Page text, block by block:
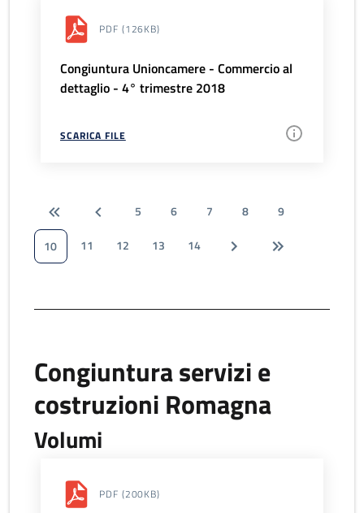
PDF (126KB)
Congiuntura Unioncamere - Commercio al
dettaglio - 4° trimestre 2018
SCARICA FILE
5 6 7 8
9
10
11 12 13 14
Congiuntura servizi e
costruzioni Romagna
Volumi
PDF (200KB)